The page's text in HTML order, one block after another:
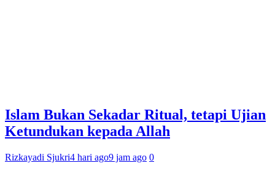
Islam Bukan Sekadar Ritual, tetapi Ujian
Ketundukan kepada Allah
Rizkayadi Sjukri4 hari ago9 jam ago 0